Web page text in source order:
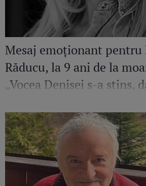
Mesaj emoționant pentru
Răducu, la 9 ani de la
„Vocea Denisei s-a stins,